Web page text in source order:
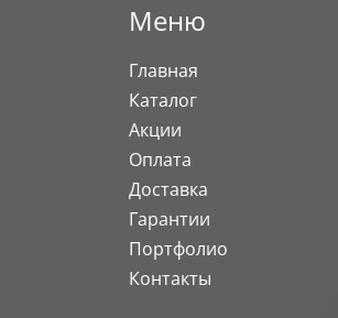
Меню
Главная
Каталог
Акции
Оплата
Доставка
Гарантии
Портфолио
Контакты